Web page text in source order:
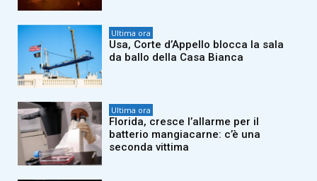
Ultima ora
Usa, Corte d’Appello blocca la sala
da ballo della Casa Bianca
Ultima ora
Florida, cresce l’allarme per il
batterio mangiacarne: c’è una
seconda vittima